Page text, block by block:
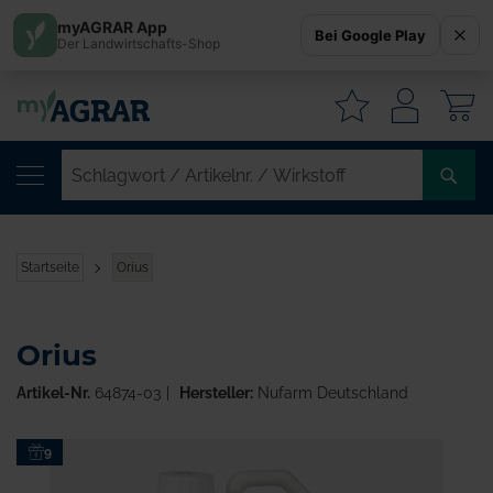
Startseite Orius
Zum9
Orius
Artikel-Nr. 64874-03 Hersteller:Nufarm Deutschland
myAGRAR App
Der Landwirtschafts-Shop Bei Google Play